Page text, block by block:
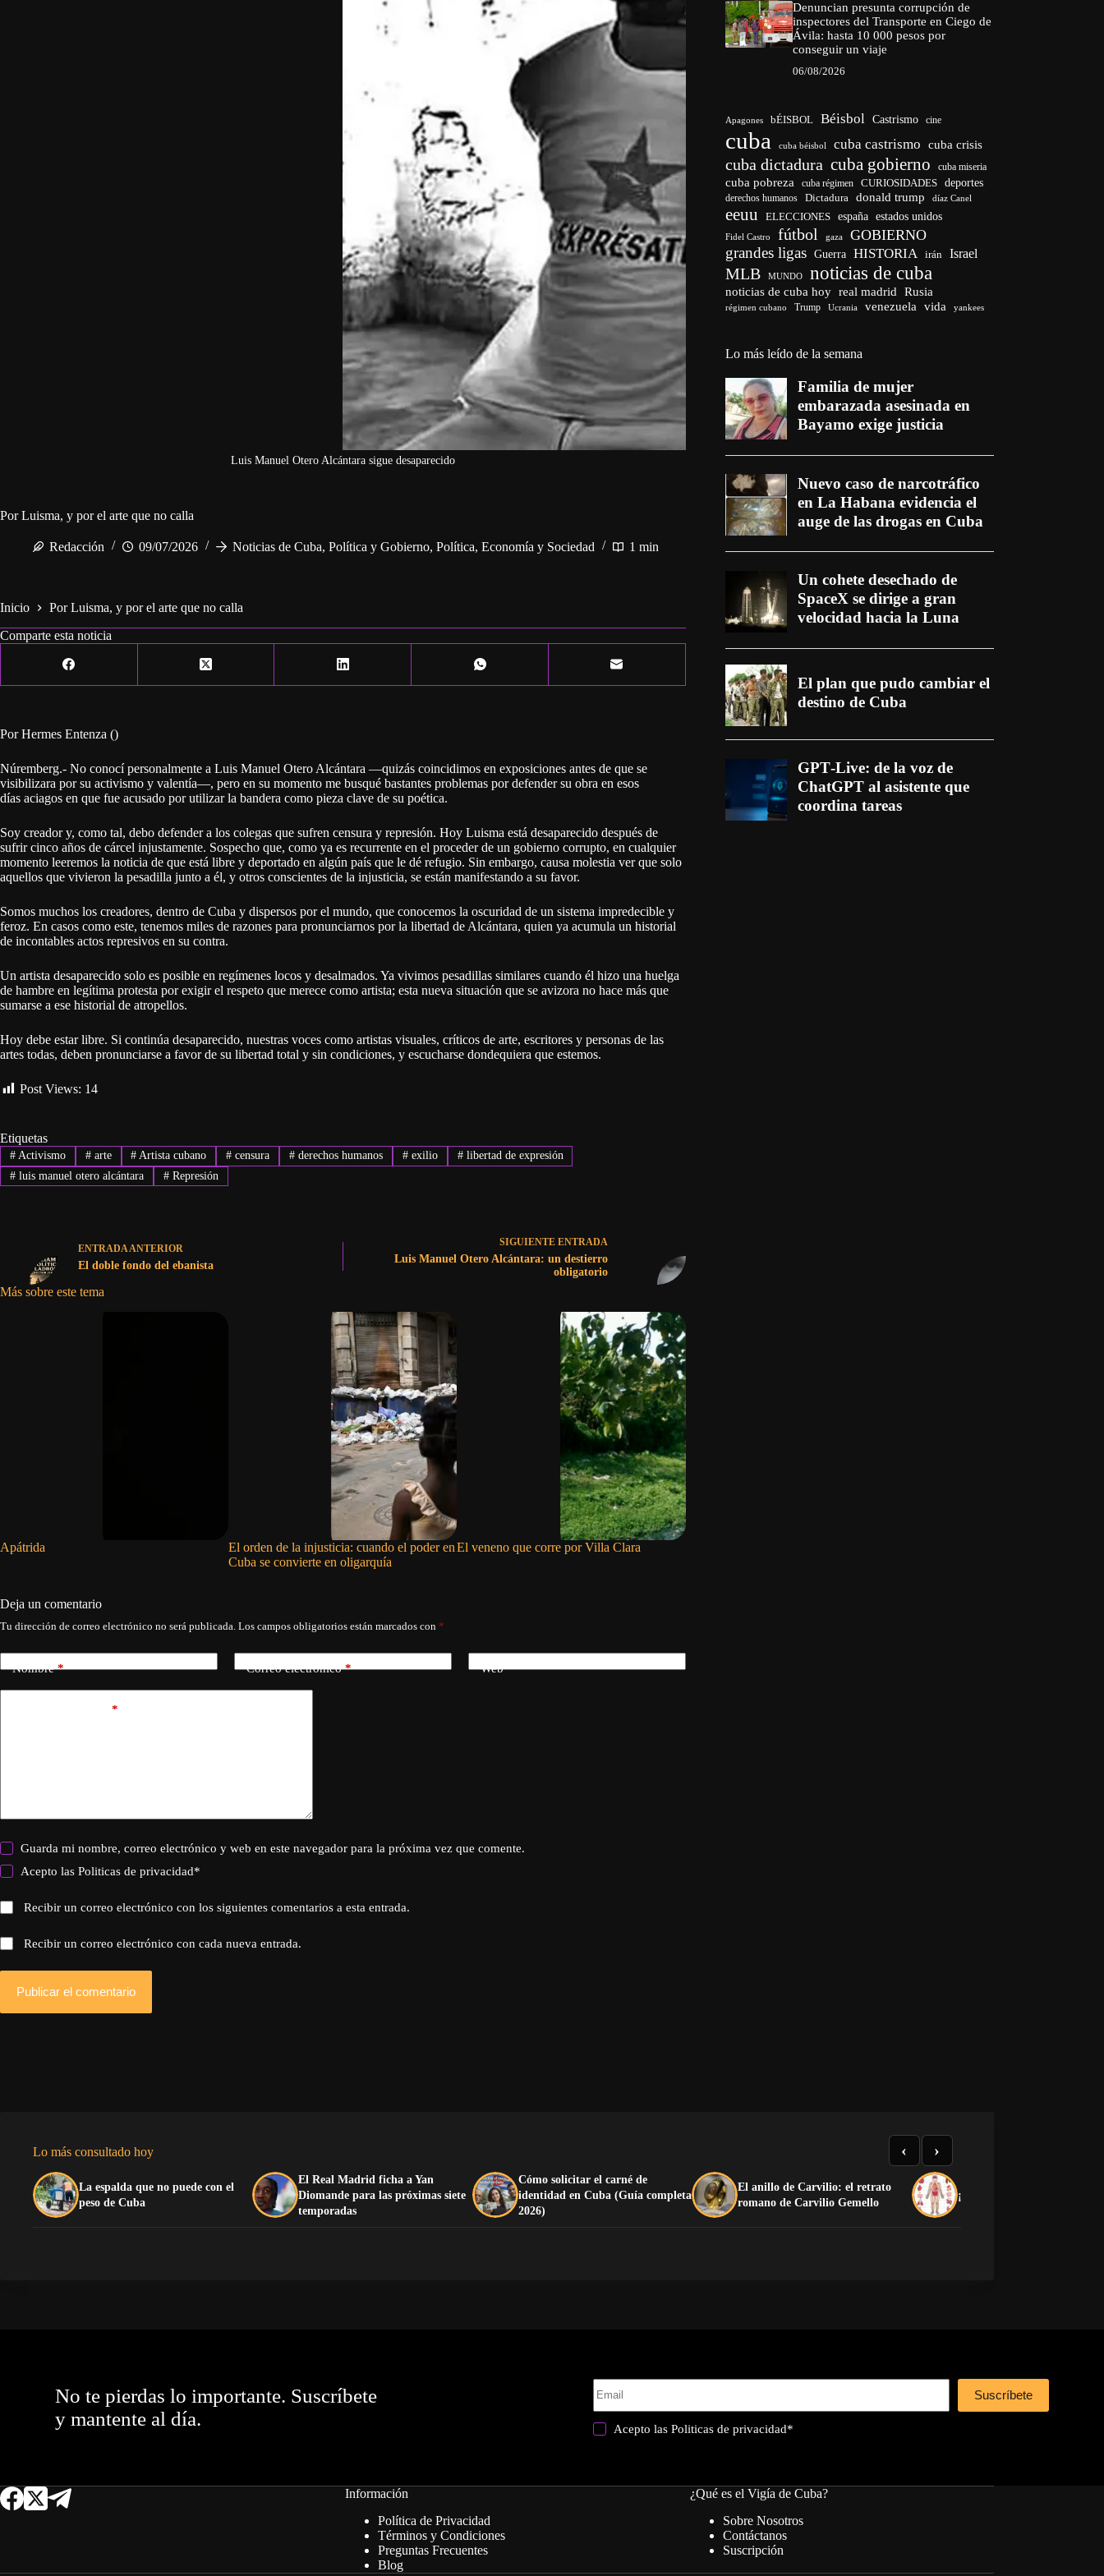
Luis Manuel Otero Alcántara sigue desaparecido
Por Luisma, y por el arte que no calla
Redacción 09/07/2026 Noticias de Cuba, Política y Gobierno, Política, Economía y Sociedad 1 min
Inicio
Por Luisma, y por el arte que no calla
Comparte esta noticia
Por Hermes Entenza ()
Núremberg.- No conocí personalmente a Luis Manuel Otero Alcántara —quizás coincidimos en exposiciones antes de que se
visibilizara por su activismo y valentía—, pero en su momento me busqué bastantes problemas por defender su obra en esos
días aciagos en que fue acusado por utilizar la bandera como pieza clave de su poética.
Soy creador y, como tal, debo defender a los colegas que sufren censura y represión. Hoy Luisma está desaparecido después de
sufrir cinco años de cárcel injustamente. Sospecho que, como ya es recurrente en el proceder de un gobierno corrupto, en cualquier
momento leeremos la noticia de que está libre y deportado en algún país que le dé refugio. Sin embargo, causa molestia ver que solo
aquellos que vivieron la pesadilla junto a él, y otros conscientes de la injusticia, se están manifestando a su favor.
Somos muchos los creadores, dentro de Cuba y dispersos por el mundo, que conocemos la oscuridad de un sistema impredecible y
feroz. En casos como este, tenemos miles de razones para pronunciarnos por la libertad de Alcántara, quien ya acumula un historial
de incontables actos represivos en su contra.
Un artista desaparecido solo es posible en regímenes locos y desalmados. Ya vivimos pesadillas similares cuando él hizo una huelga
de hambre en legítima protesta por exigir el respeto que merece como artista; esta nueva situación que se avizora no hace más que
sumarse a ese historial de atropellos.
Hoy debe estar libre. Si continúa desaparecido, nuestras voces como artistas visuales, críticos de arte, escritores y personas de las
artes todas, deben pronunciarse a favor de su libertad total y sin condiciones, y escucharse dondequiera que estemos.
Post Views: 14
Etiquetas
#Activismo #arte # Artista cubano # censura # derechos humanos #exilio #libertad de expresión
#luis manuel otero alcántara #Represión
ENTRADA ANTERIOR
El doble fondo del ebanista
SIGUIENTE ENTRADA
Luis Manuel Otero Alcántara: un destierro
obligatorio
Más sobre este tema
Apátrida
El orden de la injusticia: cuando el poder en
Cuba se convierte en oligarquía
El veneno que corre por Villa Clara
Deja un comentario
Tu dirección de correo electrónico no será publicada. Los campos obligatorios están marcados con *
Nombre* Correo electrónico* Web
*
Guarda mi nombre, correo electrónico y web en este navegador para la próxima vez que comente.
Acepto lasPoliticas de privacidad*
Recibir un correo electrónico con los siguientes comentarios a esta entrada.
Recibir un correo electrónico con cada nueva entrada.
Publicar el comentario
Denuncian presunta corrupción de
inspectores del Transporte en Ciego de
Ávila: hasta 10 000 pesos por
conseguir un viaje
06/08/2026
Apagones bÉISBOL Béisbol Castrismo cine
cuba cuba béisbol cuba castrismo cuba crisis
cuba dictadura cuba gobierno cuba miseria
cuba pobreza cuba régimen CURIOSIDADES deportes
derechos humanos Dictadura donald trump díaz Canel
eeuu ELECCIONES españa estados unidos
Fidel Castro fútbol gaza GOBIERNO
grandes ligas Guerra HISTORIA irán Israel
MLB MUNDO noticias de cuba
noticias de cuba hoy real madrid Rusia
régimen cubano Trump Ucrania venezuela vida yankees
Lo más leído de la semana
Lo más consultado hoy
La espalda que no puede con el
peso de Cuba
El Real Madrid ficha a Yan
Diomande para las próximas siete
temporadas
Cómo solicitar el carné de
identidad en Cuba (Guía completa
2026)
El anillo de Carvilio: el retrato
romano de Carvilio Gemello
¡Preciosa la anatomía
‹ ›
No te pierdas lo importante. Suscríbete
y mantente al día.
Suscríbete
Acepto lasPoliticas de privacidad*
Información
Política de Privacidad
Términos y Condiciones
Preguntas Frecuentes
Blog
¿Qué es el Vigía de Cuba?
Sobre Nosotros
Contáctanos
Suscripción